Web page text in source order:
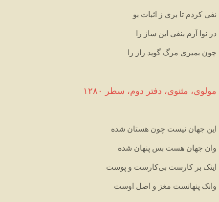
نفی کردم تا بری ز اثبات بو
در نوا آرم بنفی این ساز را
چون بمیری مرگ گوید راز را
مولوی، مثنوی، دفتر دوم، سطر ۱۲۸۰
این جهان نیست چون هستان شده
وان جهان هست بس پنهان شده
اینک بر کارست بیکارست و پوست
وانک پنهانست مغز و اصل اوست